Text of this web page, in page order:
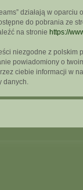
działają w
do pobrania ze
na stronie https://
niezgodne z
powiadomiony o
ciebie informacji w
danych.